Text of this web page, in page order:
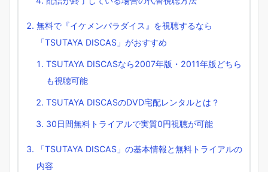
無料で『イケメンパラダイス』を視聴するなら
「TSUTAYA DISCAS」がおすすめ
TSUTAYA DISCASなら2007年版・2011年版どちら
も視聴可能
TSUTAYA DISCASのDVD宅配レンタルとは？
30日間無料トライアルで実質0円視聴が可能
「TSUTAYA DISCAS」の基本情報と無料トライアルの
内容